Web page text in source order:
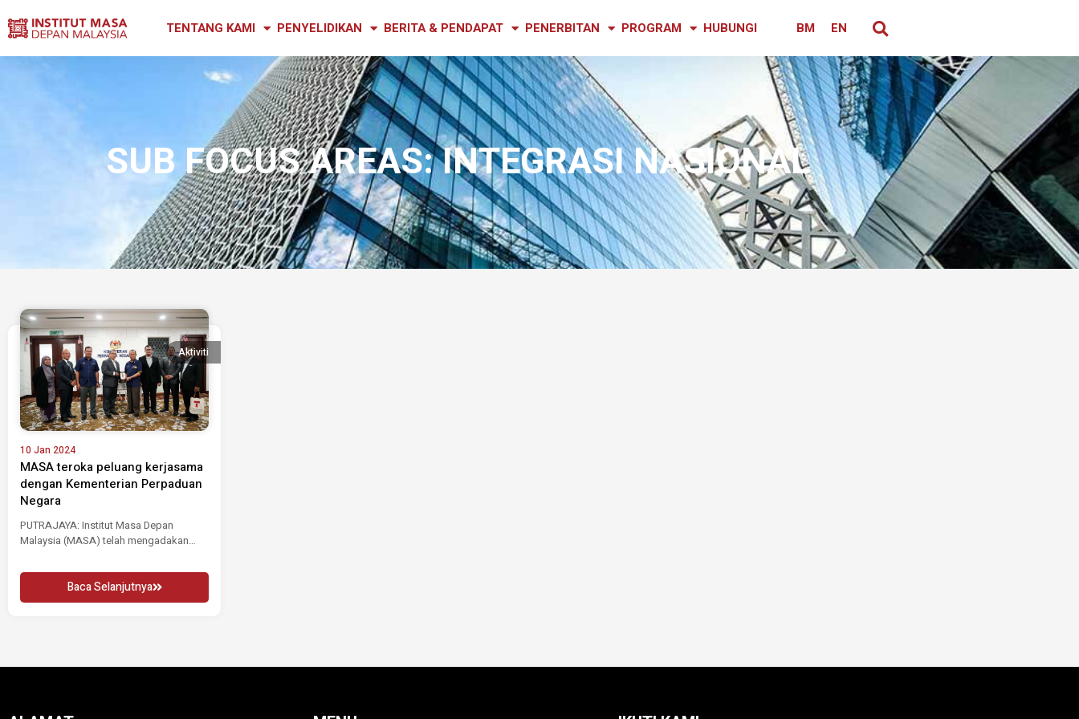
TENTANG KAMI PENYELIDIKAN BERITA & PENDAPAT PENERBITAN PROGRAM HUBUNGI BM EN
SUB FOCUS AREAS: INTEGRASI NASIONAL
10 Jan 2024
MASA teroka peluang kerjasama
dengan Kementerian Perpaduan
Negara
PUTRAJAYA: Institut Masa Depan
Malaysia (MASA) telah mengadakan
Aktiviti
Baca Selanjutnya